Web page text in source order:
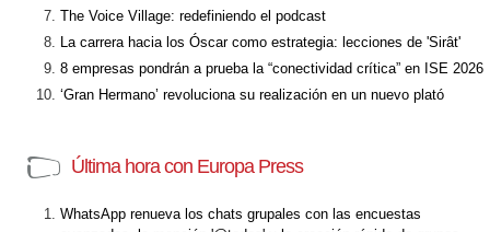
The Voice Village: redefiniendo el podcast
La carrera hacia los Óscar como estrategia: lecciones de 'Sirât'
8 empresas pondrán a prueba la “conectividad crítica” en ISE 2026
‘Gran Hermano’ revoluciona su realización en un nuevo plató
Última hora con Europa Press
WhatsApp renueva los chats grupales con las encuestas